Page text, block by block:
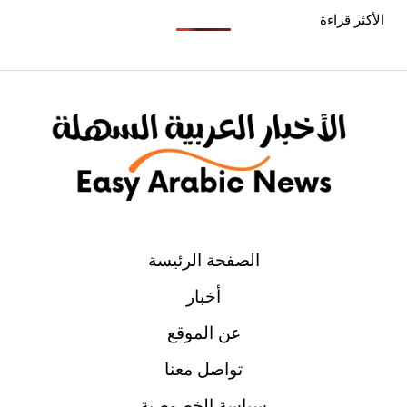
الأكثر قراءة
الصفحة الرئيسة
أخبار
عن الموقع
تواصل معنا